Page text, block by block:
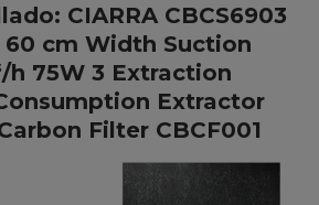
CIARRA CBCS6903
cm Width Suction
h 75W 3 Extraction
Extractor
Filter CBCF001